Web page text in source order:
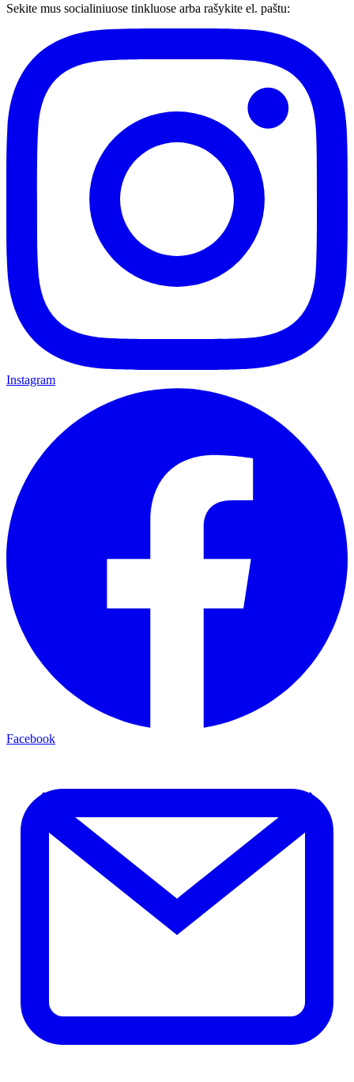
Sekite mus socialiniuose tinkluose arba rašykite el. paštu:
Instagram
Facebook